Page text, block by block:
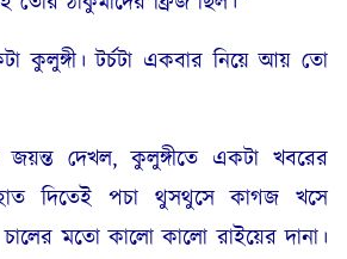
টর্চটা একবার নিয়ে আয় তো
দেখল, কুলুঙ্গীতে একটা খবরের
দিতেই পচা থুসথুসে কাগজ খসে
মতো কালো কালো রাইয়ের দানা।